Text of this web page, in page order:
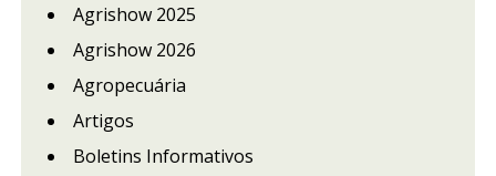
Agrishow 2025
Agrishow 2026
Agropecuária
Artigos
Boletins Informativos